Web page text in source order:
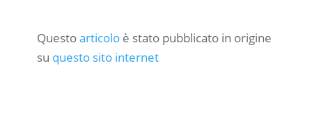
Questoarticoloè stato pubblicato in origine
su questo sito internet